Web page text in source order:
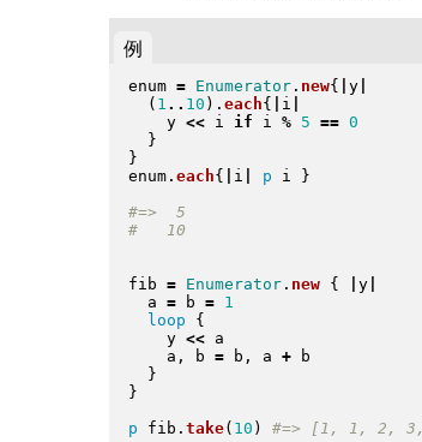
例
enum = Enumerator. new{ y|
( 1 .. 10 ) . each{ i
    y
<< i if i % 5 == 0
}
}
enum. each{ i p i }
fib = Enumerator. new { y|
  a
= b =
1
loop
{
    y
<< a
    a, b
= b, a + b
}
}
p fib . take( 10 )